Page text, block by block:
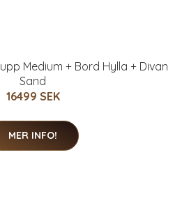
Medium + Bord Hylla + Divan
Sand
16499 SEK
MER INFO!